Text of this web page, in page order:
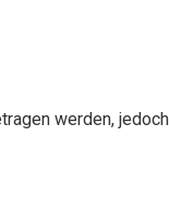
werden,